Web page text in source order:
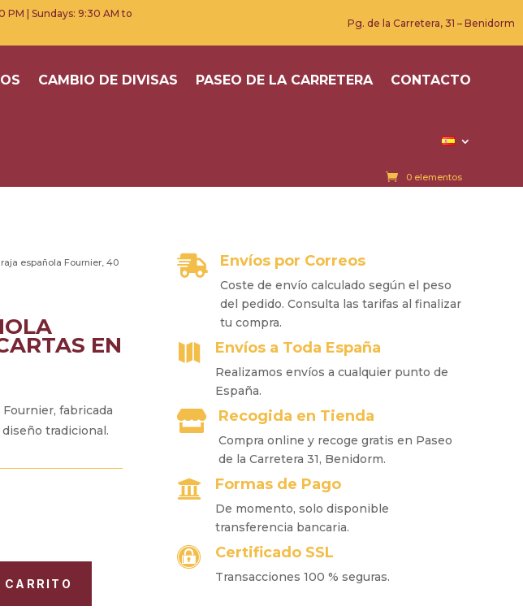
PM | Sundays: 9:30 AM to
Pg. de la Carretera, 31 – Benidorm
CAMBIO DE DIVISAS PASEO DE LA CARRETERA CONTACTO
0 elementos
española Fournier, 40
EN
fabricada
tradicional.
 Envíos por Correos
Coste de envío calculado según el peso
del pedido. Consulta las tarifas al finalizar
tu compra.
 Envíos a Toda España
Realizamos envíos a cualquier punto de
España.
 Recogida en Tienda
Compra online y recoge gratis en Paseo
de la Carretera 31, Benidorm.
 Formas de Pago
De momento, solo disponible
transferencia bancaria.
 Certificado SSL
Transacciones 100 % seguras.